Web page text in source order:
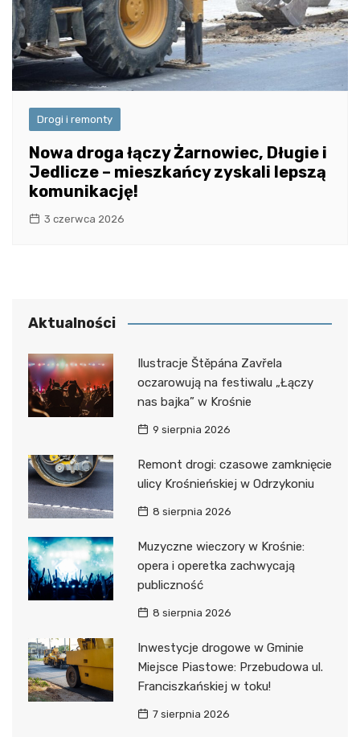
Drogi i remonty
Nowa droga łączy Żarnowiec, Długie i
Jedlicze – mieszkańcy zyskali lepszą
komunikację!
3 czerwca 2026
Aktualności
Ilustracje Štěpána Zavřela
oczarowują na festiwalu „Łączy
nas bajka” w Krośnie
9 sierpnia 2026
Remont drogi: czasowe zamknięcie
ulicy Krośnieńskiej w Odrzykoniu
8 sierpnia 2026
Muzyczne wieczory w Krośnie:
opera i operetka zachwycają
publiczność
8 sierpnia 2026
Inwestycje drogowe w Gminie
Miejsce Piastowe: Przebudowa ul.
Franciszkańskiej w toku!
7 sierpnia 2026